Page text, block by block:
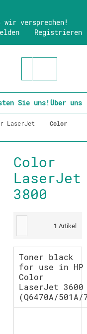
versprechen!
Registrieren
Sie uns!Über uns
LaserJet
Color
Color
LaserJet
3800
1 Artikel
Toner black
for use in HP
Color
LaserJet 3600
(Q6470A/501A/